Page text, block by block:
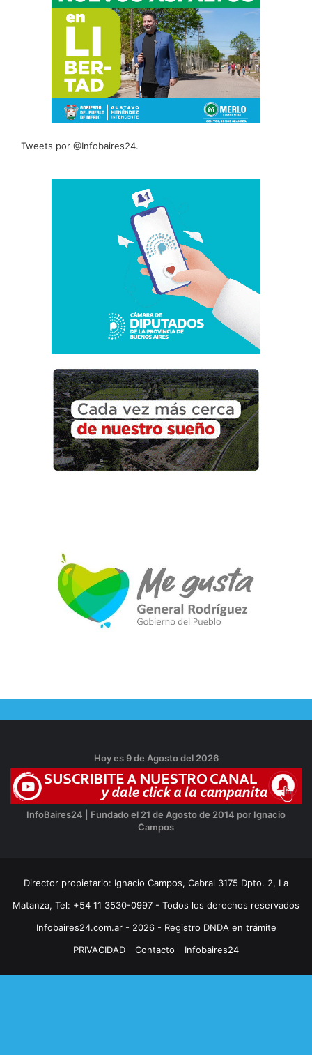
Tweets por @Infobaires24.
Hoy es 9 de Agosto del 2026
InfoBaires24 | Fundado el 21 de Agosto de 2014 por Ignacio
Campos
Director propietario: Ignacio Campos, Cabral 3175 Dpto. 2, La
Matanza, Tel: +54 11 3530-0997 - Todos los derechos reservados
Infobaires24.com.ar - 2026 - Registro DNDA en trámite
PRIVACIDAD
Contacto Infobaires24